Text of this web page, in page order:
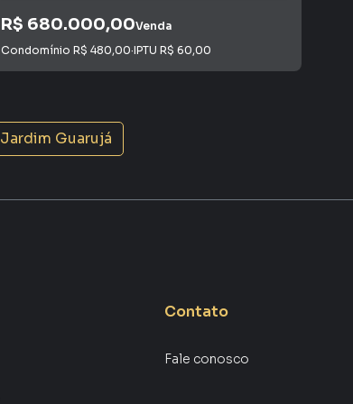
R$ 680.000,00Venda
Condomínio R$ 480,00·IPTU R$ 60,00
Jardim Guarujá
Contato
Fale conosco